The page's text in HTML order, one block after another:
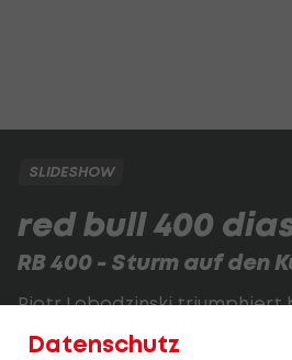
SLIDESHOW
red bull 400
RB 400 - Sturm auf den
Piotr Lobodzinski triumphiert
Sturm auf den Kulm 2012
Datenschutz